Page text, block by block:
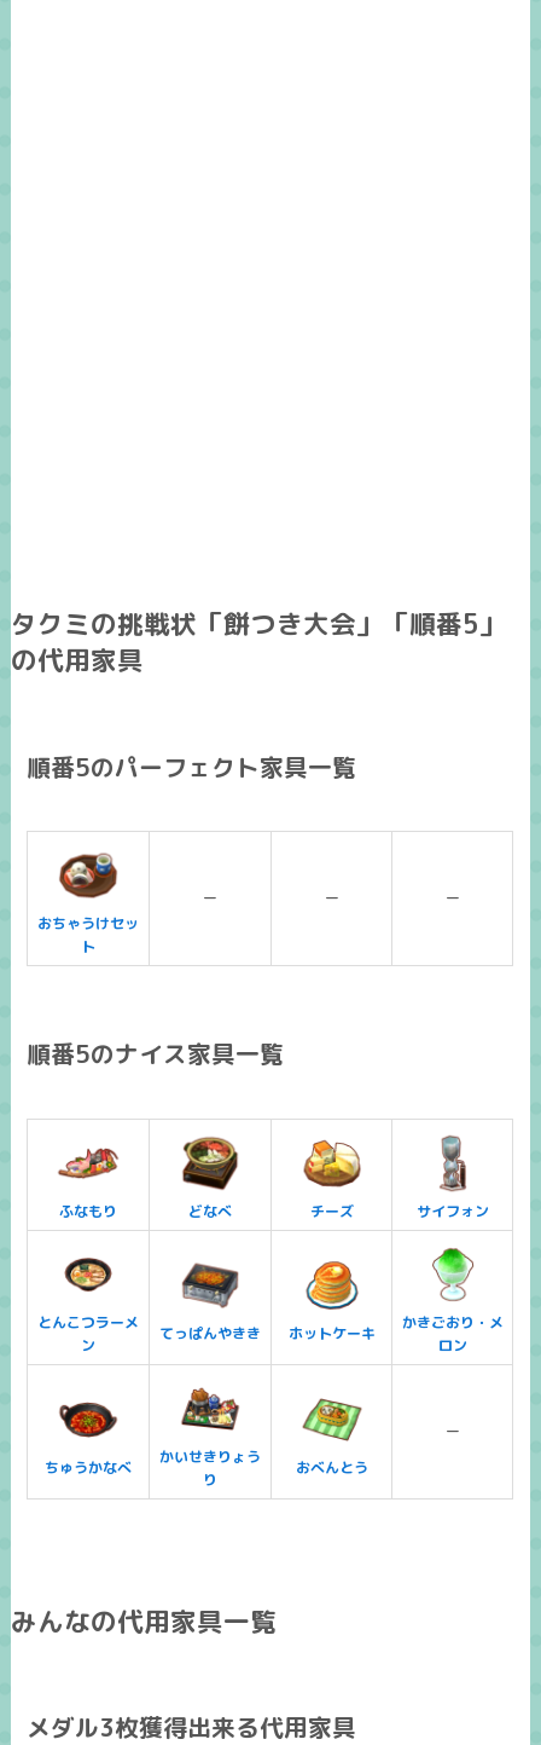
タクミの挑戦状「餅つき大会」「順番5」
の代用家具
順番5のパーフェクト家具一覧
おちゃうけセッ
ト
ー ー ー
順番5のナイス家具一覧
ふなもり どなべ チーズ サイフォン
とんこつラーメ
ン
てっぱんやきき ホットケーキ
かきごおり・メ
ロン
ちゅうかなべ
かいせきりょう
り
おべんとう
ー
みんなの代用家具一覧
メダル3枚獲得出来る代用家具